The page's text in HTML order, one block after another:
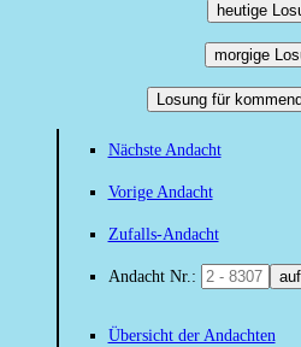
heutige
morgige
Losung für
Nächste Andacht
Vorige Andacht
Zufalls-Andacht
Andacht Nr.:
Übersicht der Andachten